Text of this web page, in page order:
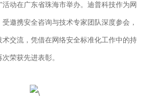
活动在广东省珠海市举办。迪普科技作为网
邀携安全咨询与技术专家团队深度参会，
交流，凭借在网络安全标准化工作中的持
荣获先进表彰。